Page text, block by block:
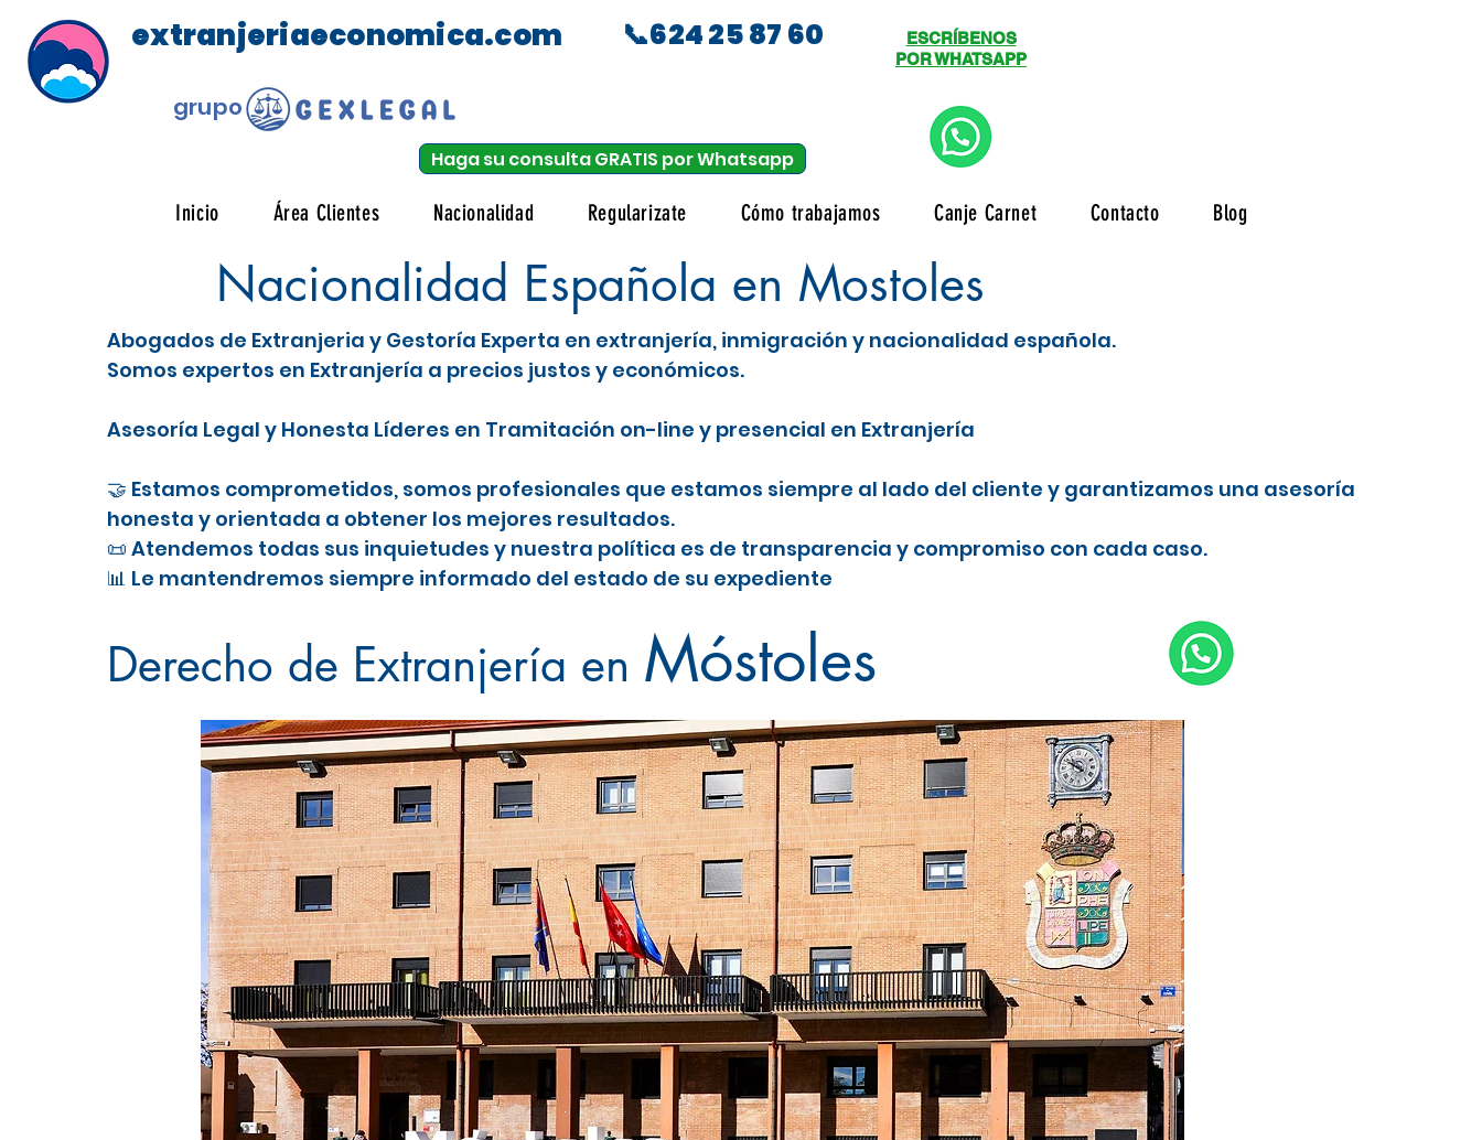
extranjeriaeconomica.com
grupo
📞624 25 87 60
Haga su consulta GRATIS por Whatsapp
ESCRÍBENOS
POR WHATSAPP
Inicio Área Clientes Nacionalidad Regularizate Cómo trabajamos Canje Carnet Contacto Blog
Nacionalidad Española en Mostoles
Abogados de Extranjeria y Gestoría Experta en extranjería, inmigración y nacionalidad española.
Somos expertos en Extranjería a precios justos y económicos.
Asesoría Legal y Honesta Líderes en Tramitación on-line y presencial en Extranjería
🤝 Estamos comprometidos, somos profesionales que estamos siempre al lado del cliente y garantizamos una asesoría
honesta y orientada a obtener los mejores resultados.
📜 Atendemos todas sus inquietudes y nuestra política es de transparencia y compromiso con cada caso.
📊 Le mantendremos siempre informado del estado de su expediente
Derecho de Extranjería en Móstoles